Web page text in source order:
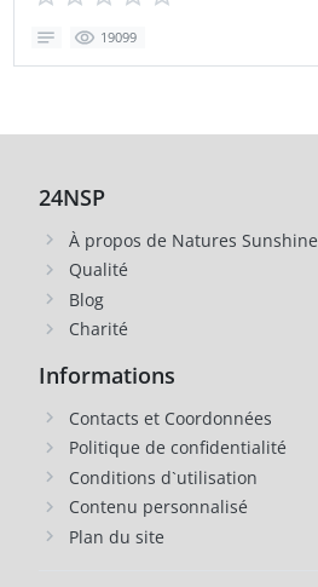
19099
24NSP
À propos de Natures Sunshine
Qualité
Blog
Charité
Informations
Contacts et Coordonnées
Politique de confidentialité
Conditions d`utilisation
Contenu personnalisé
Plan du site